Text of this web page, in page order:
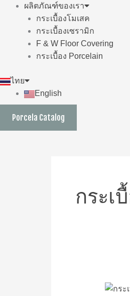
ผลิตภัณฑ์ของเรา
กระเบื้องโมเสค
กระเบื้องเซรามิก
F & W Floor Covering
กระเบื้อง Porcelain
ไทย
English
Porcela Catalog
กระเ
กระเบื้